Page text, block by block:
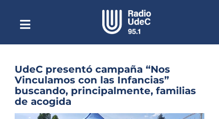
contenidoToggle
NavigationEscuchar Radio UdeC en vivo
Quiénes Somos
Programación
UdeC presentó campaña “Nos
Vinculamos con las Infancias”
buscando, principalmente, familias
de acogida